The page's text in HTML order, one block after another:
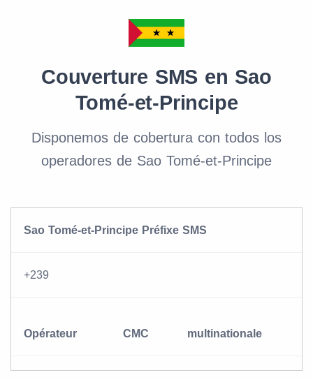
Couverture SMS en Sao
Tomé-et-Principe
Disponemos de cobertura con todos los
operadores de Sao Tomé-et-Principe
Sao Tomé-et-Principe Préfixe SMS
+239
Opérateur CMC multinationale